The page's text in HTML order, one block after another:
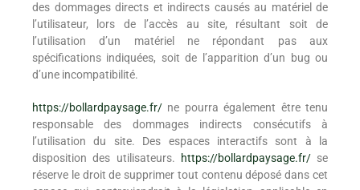
des dommages directs et indirects causés au matériel de
l’utilisateur, lors de l’accès au site, résultant soit de
l’utilisation d’un matériel ne répondant pas aux
spécifications indiquées, soit de l’apparition d’un bug ou
d’une incompatibilité.
https://bollardpaysage.fr/ ne pourra également être tenu
responsable des dommages indirects consécutifs à
l’utilisation du site. Des espaces interactifs sont à la
disposition des utilisateurs.
https://bollardpaysage.fr/se
réserve le droit de supprimer tout contenu déposé dans cet